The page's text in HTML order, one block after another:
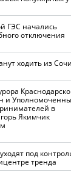
ГЭС начались
отключения
ходить из Сочи
и
в
Якимчик
под
тренда